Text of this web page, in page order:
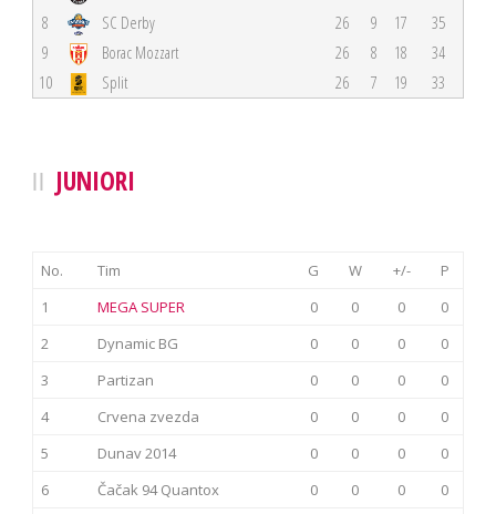
8
SC Derby 26 9 17
35
9
Borac Mozzart 26 8 18
34
10
Split 26 7 19 33
JUNIORI
No. Tim G W +/-
P
1
MEGA SUPER 0 0 0
0
2
Dynamic BG 0 0 0
0
3
Partizan 0 0 0
0
4
Crvena zvezda 0 0 0
0
5
Dunav 2014 0 0 0
0
6
Čačak 94 Quantox 0 0 0
0